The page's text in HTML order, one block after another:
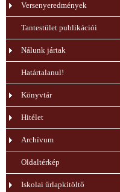
Versenyeredmények
Tantestület publikációi
Nálunk jártak
Határtalanul!
Könyvtár
Hitélet
Archívum
Oldaltérkép
Iskolai űrlapkitöltő